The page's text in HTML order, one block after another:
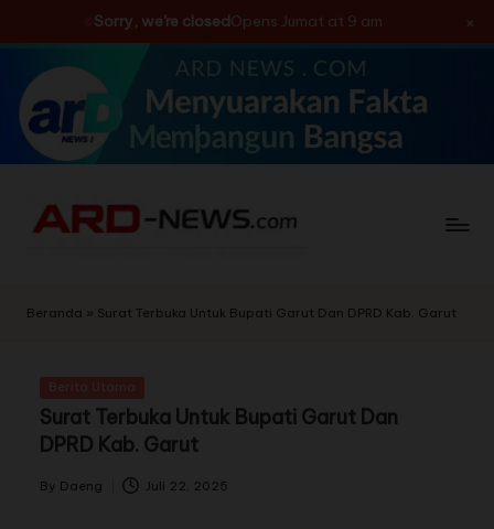
Sorry, we're closedOpens Jumat at 9 am ×
Skip
content
Beranda » Surat Terbuka Untuk Bupati Garut Dan DPRD Kab. Garut
Surat Terbuka Untuk Bupati Garut Dan
DPRD Kab. Garut
By Daeng Juli 22, 2025